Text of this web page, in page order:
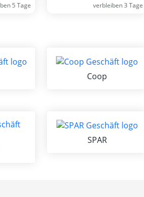
5 Tage verbleiben 3 Tage
Coop
SPAR